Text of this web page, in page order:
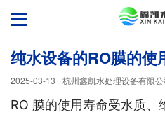
纯水设备的RO膜的使
2025-03-13 杭州鑫凯水处理设备有限公
RO 膜的使用寿命受水质、